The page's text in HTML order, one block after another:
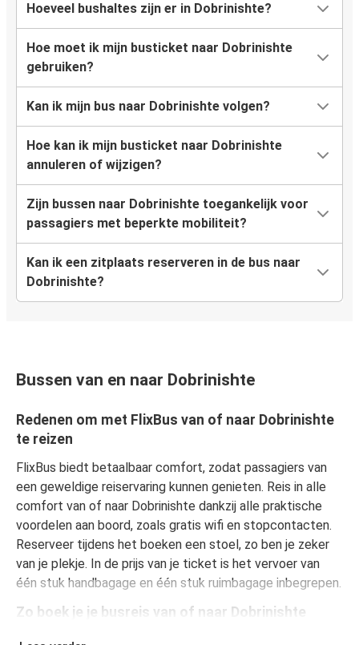
Hoeveel bushaltes zijn er in Dobrinishte?
Hoe moet ik mijn busticket naar Dobrinishte
gebruiken?
Kan ik mijn bus naar Dobrinishte volgen?
Hoe kan ik mijn busticket naar Dobrinishte
annuleren of wijzigen?
Zijn bussen naar Dobrinishte toegankelijk voor
passagiers met beperkte mobiliteit?
Kan ik een zitplaats reserveren in de bus naar
Dobrinishte?
Bussen van en naar Dobrinishte
Redenen om met FlixBus van of naar Dobrinishte
te reizen
FlixBus biedt betaalbaar comfort, zodat passagiers van
een geweldige reiservaring kunnen genieten. Reis in alle
comfort van of naar Dobrinishte dankzij alle praktische
voordelen aan boord, zoals gratis wifi en stopcontacten.
Reserveer tijdens het boeken een stoel, zo ben je zeker
van je plekje. In de prijs van je ticket is het vervoer van
één stuk handbagage en één stuk ruimbagage inbegrepen.
Zo boek je je busreis van of naar Dobrinishte
Een reis boeken bij FlixBus is heel simpel: dat kan op deze